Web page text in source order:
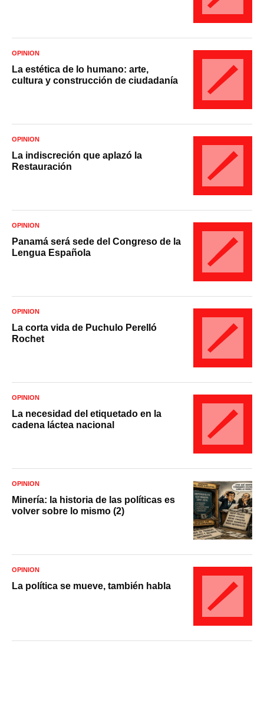
OPINIÓN
La estética de lo humano: arte,
cultura y construcción de ciudadanía
OPINIÓN
La indiscreción que aplazó la
Restauración
OPINIÓN
Panamá será sede del Congreso de la
Lengua Española
OPINIÓN
La corta vida de Puchulo Perelló
Rochet
OPINIÓN
La necesidad del etiquetado en la
cadena láctea nacional
OPINIÓN
Minería: la historia de las políticas es
volver sobre lo mismo (2)
OPINIÓN
La política se mueve, también habla